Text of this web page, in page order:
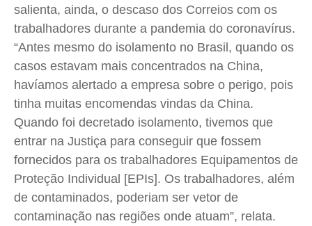
salienta, ainda, o descaso dos Correios com os
trabalhadores durante a pandemia do coronavírus.
“Antes mesmo do isolamento no Brasil, quando os
casos estavam mais concentrados na China,
havíamos alertado a empresa sobre o perigo, pois
tinha muitas encomendas vindas da China.
Quando foi decretado isolamento, tivemos que
entrar na Justiça para conseguir que fossem
fornecidos para os trabalhadores Equipamentos de
Proteção Individual [EPIs]. Os trabalhadores, além
de contaminados, poderiam ser vetor de
contaminação nas regiões onde atuam”, relata.